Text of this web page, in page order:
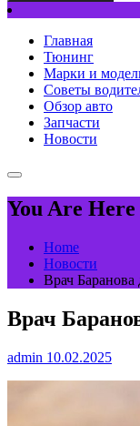
Главная
Тюнинг
Марки и
Советы
Обзор авто
Запчасти
Новости
You Are Here
Home
Новости
Врач Баранова
Врач
admin 10.02.2025